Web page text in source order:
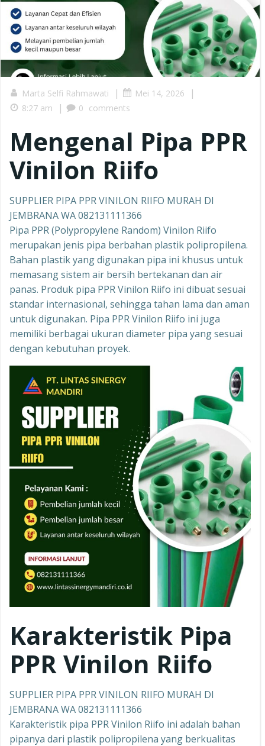
Marta Selfi Rahmawati | Mei 14, 2026 |
8:27 am | 0 comments
Mengenal Pipa PPR
Vinilon Riifo
SUPPLIER PIPA PPR VINILON RIIFO MURAH DI
JEMBRANA WA 082131111366
Pipa PPR (Polypropylene Random) Vinilon Riifo
merupakan jenis pipa berbahan plastik polipropilena.
Bahan plastik yang digunakan pipa ini khusus untuk
memasang sistem air bersih bertekanan dan air
panas. Produk pipa PPR Vinilon Riifo ini dibuat sesuai
standar internasional, sehingga tahan lama dan aman
untuk digunakan. Pipa PPR Vinilon Riifo ini juga
memiliki berbagai ukuran diameter pipa yang sesuai
dengan kebutuhan proyek.
Karakteristik Pipa
PPR Vinilon Riifo
SUPPLIER PIPA PPR VINILON RIIFO MURAH DI
JEMBRANA WA 082131111366
Karakteristik pipa PPR Vinilon Riifo ini adalah bahan
pipanya dari plastik polipropilena yang berkualitas